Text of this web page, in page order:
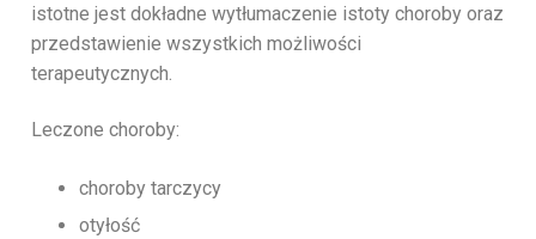
istotne jest dokładne wytłumaczenie istoty choroby oraz
przedstawienie wszystkich możliwości
terapeutycznych.
Leczone choroby:
choroby tarczycy
otyłość